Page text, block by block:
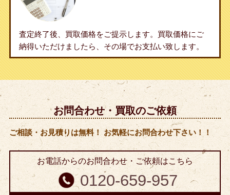
査定終了後、買取価格をご提示します。買取価格にご
納得いただけましたら、その場でお支払い致します。
お問合わせ・買取のご依頼
ご相談・お見積りは無料！ お気軽にお問合わせ下さい！！
お電話からのお問合わせ・ご依頼はこちら
0120-659-957